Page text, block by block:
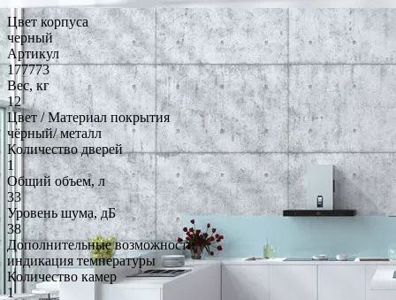
Цвет корпуса
черный
Артикул
177773
Вес, кг
12
Цвет / Материал покрытия
чёрный/ металл
Количество дверей
1
Общий объем, л
33
Уровень шума, дБ
38
Дополнительные возможности
индикация температуры
Количество камер
1